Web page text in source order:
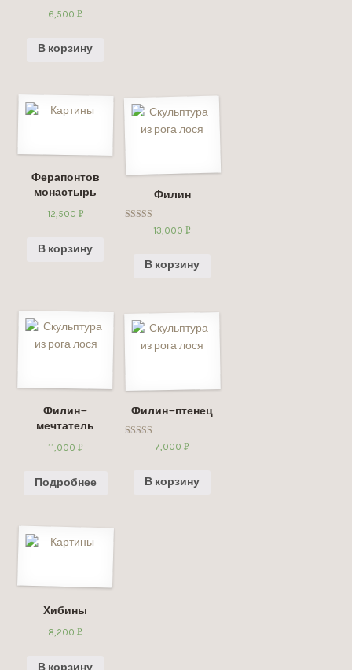
6,500Р
В корзину
Ферапонтов
монастырь
12,500 Р
В корзину
Филин
Оценка
5.00
13,000Р
В корзину
Филин-
мечтатель
11,000 Р
Подробнее
Филин-птенец
Оценка7,000 Р
В корзину
Хибины
8,200Р